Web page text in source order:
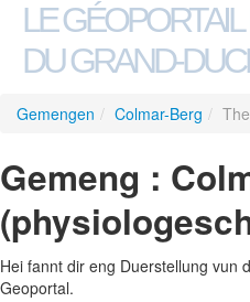
LE
DU GRAND-
Gemengen / Colmar-Berg /
Gemeng :
Hei fannt dir eng Duerstellung vun
Geoportal.